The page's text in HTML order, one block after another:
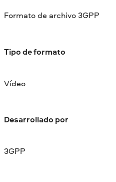
Formato de archivo 3GPP
Tipo de formato
Vídeo
Desarrollado por
3GPP